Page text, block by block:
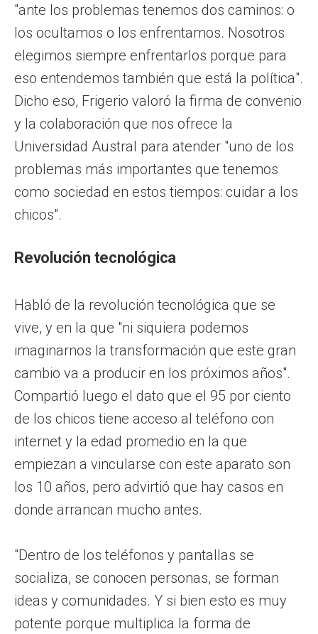
"ante los problemas tenemos dos caminos: o
los ocultamos o los enfrentamos. Nosotros
elegimos siempre enfrentarlos porque para
eso entendemos también que está la política".
Dicho eso, Frigerio valoró la firma de convenio
y la colaboración que nos ofrece la
Universidad Austral para atender "uno de los
problemas más importantes que tenemos
como sociedad en estos tiempos: cuidar a los
chicos".
Revolución tecnológica
Habló de la revolución tecnológica que se
vive, y en la que "ni siquiera podemos
imaginarnos la transformación que este gran
cambio va a producir en los próximos años".
Compartió luego el dato que el 95 por ciento
de los chicos tiene acceso al teléfono con
internet y la edad promedio en la que
empiezan a vincularse con este aparato son
los 10 años, pero advirtió que hay casos en
donde arrancan mucho antes.
"Dentro de los teléfonos y pantallas se
socializa, se conocen personas, se forman
ideas y comunidades. Y si bien esto es muy
potente porque multiplica la forma de